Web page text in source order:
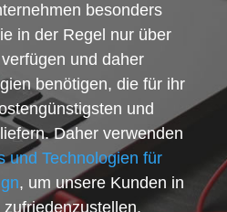
besonders
in der Regel nur über
und daher
benötigen, die für ihr
und
Daher verwenden
und Technologien für
, um unsere Kunden in